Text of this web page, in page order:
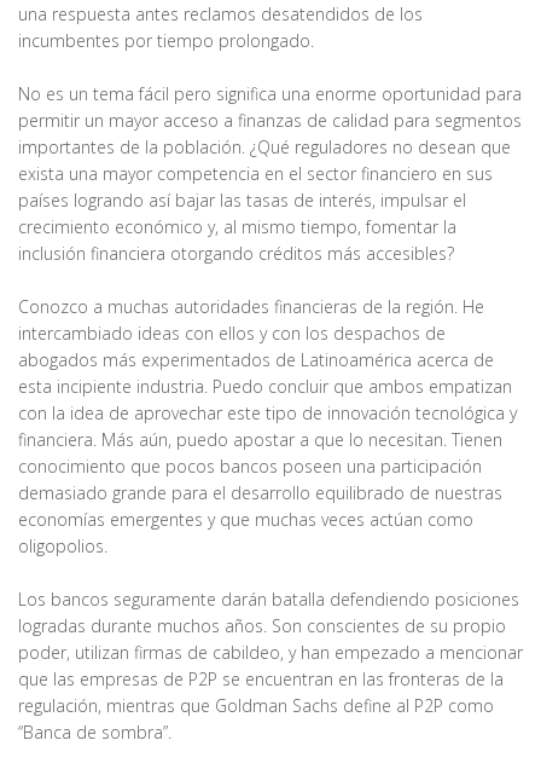
una respuesta antes reclamos desatendidos de los
incumbentes por tiempo prolongado.
No es un tema fácil pero significa una enorme oportunidad para
permitir un mayor acceso a finanzas de calidad para segmentos
importantes de la población. ¿Qué reguladores no desean que
exista una mayor competencia en el sector financiero en sus
países logrando así bajar las tasas de interés, impulsar el
crecimiento económico y, al mismo tiempo, fomentar la
inclusión financiera otorgando créditos más accesibles?
Conozco a muchas autoridades financieras de la región. He
intercambiado ideas con ellos y con los despachos de
abogados más experimentados de Latinoamérica acerca de
esta incipiente industria. Puedo concluir que ambos empatizan
con la idea de aprovechar este tipo de innovación tecnológica y
financiera. Más aún, puedo apostar a que lo necesitan. Tienen
conocimiento que pocos bancos poseen una participación
demasiado grande para el desarrollo equilibrado de nuestras
economías emergentes y que muchas veces actúan como
oligopolios.
Los bancos seguramente darán batalla defendiendo posiciones
logradas durante muchos años. Son conscientes de su propio
poder, utilizan firmas de cabildeo, y han empezado a mencionar
que las empresas de P2P se encuentran en las fronteras de la
regulación, mientras que Goldman Sachs define al P2P como
“Banca de sombra”.